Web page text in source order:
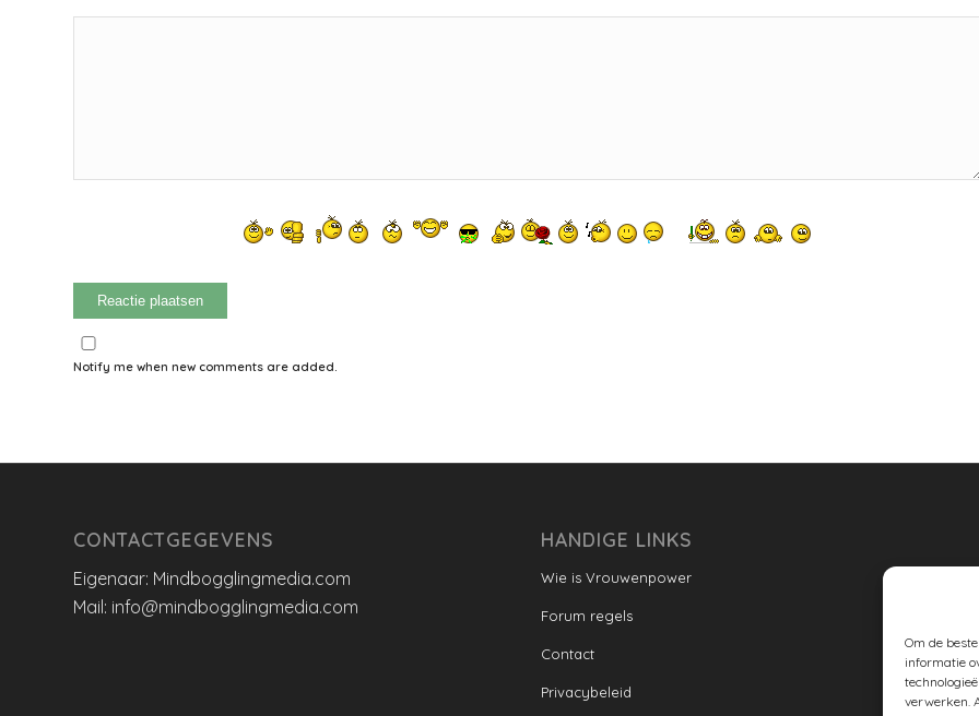
Om de
informatie
verwerken.
Notify me when new comments are added.
CONTACTGEGEVENS
Eigenaar: Mindbogglingmedia.com
Mail: info@mindbogglingmedia.com
HANDIGE LINKS
Wie is Vrouwenpower
Forum regels
Contact
Privacybeleid